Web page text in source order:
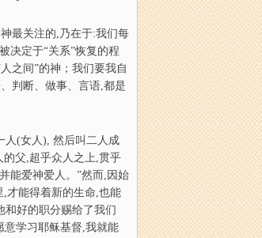
最关注的,乃在于:我们每
决定于“关系”恢复的程
之间”的神；我们要我自
判断、做事、言语,都是
(女人), 然后叫二人成
父,超乎众人之上,贯乎
能爱神爱人。”然而,因始
,才能得着新的生命,也能
和好的职分赐给了我们
意学习耶稣基督,我就能